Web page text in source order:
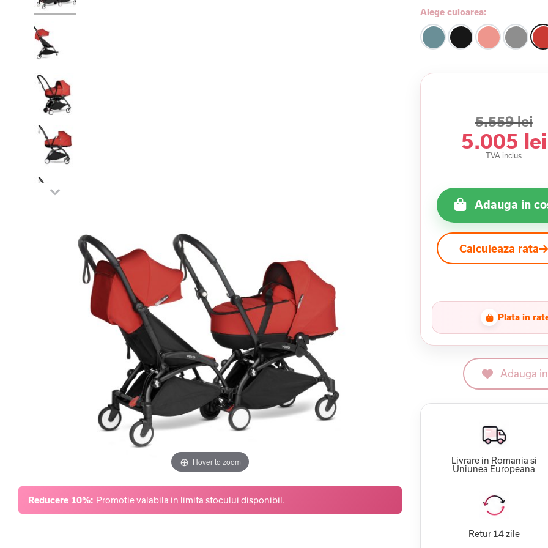
Hover to zoom
Reducere 10%: Promotie valabila in limita stocului disponibil.
Alege culoarea:
5.559 lei
5.005 lei
TVA inclus
Adauga in
Calculeaza rata
Plata in
Adauga
Livrare in Romania si
Uniunea Europeana
Retur 14 zile